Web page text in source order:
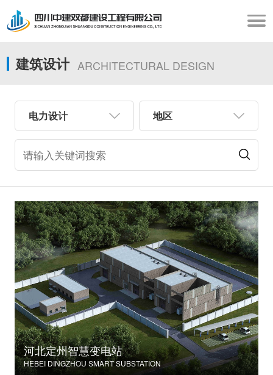
建筑设计 ARCHITECTURAL DESIGN
电力设计 地区
河北定州智慧变电站
HEBEI DINGZHOU SMART SUBSTATION